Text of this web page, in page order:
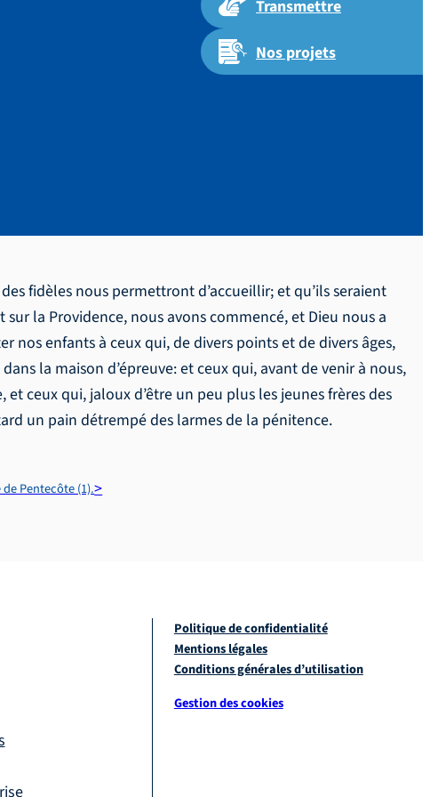
Transmettre
Nos projets
fidèles nous permettront d’accueillir; et qu’ils seraient
la Providence, nous avons commencé, et Dieu nous a
nos enfants à ceux qui, de divers points et de divers âges,
la maison d’épreuve: et ceux qui, avant de venir à nous,
ceux qui, jaloux d’être un peu plus les jeunes frères des
un pain détrempé des larmes de la pénitence.
de Pentecôte (1).
Politique de confidentialité
Mentions légales
Conditions générales d’utilisation
Gestion des cookies